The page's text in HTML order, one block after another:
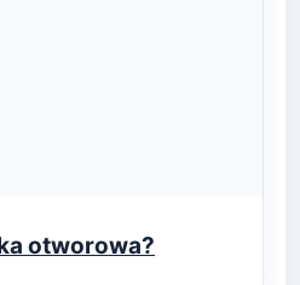
otworowa?